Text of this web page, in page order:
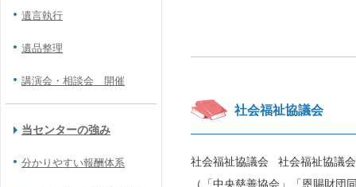
社会福祉協議会
社会福祉協議会 社会福祉協議
（「中央慈善協会」「恩賜財
遺言執行
遺品整理
講演会・相談会 開催
当センターの強み
分かりやすい報酬体系